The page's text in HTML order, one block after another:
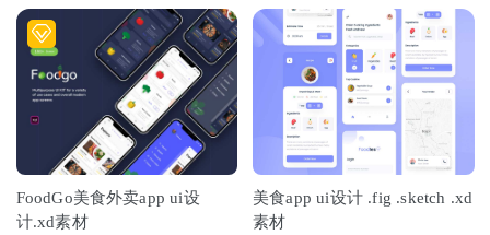
FoodGo美食外卖app ui设
计.xd素材
美食app ui设计 .fig .sketch .xd
素材